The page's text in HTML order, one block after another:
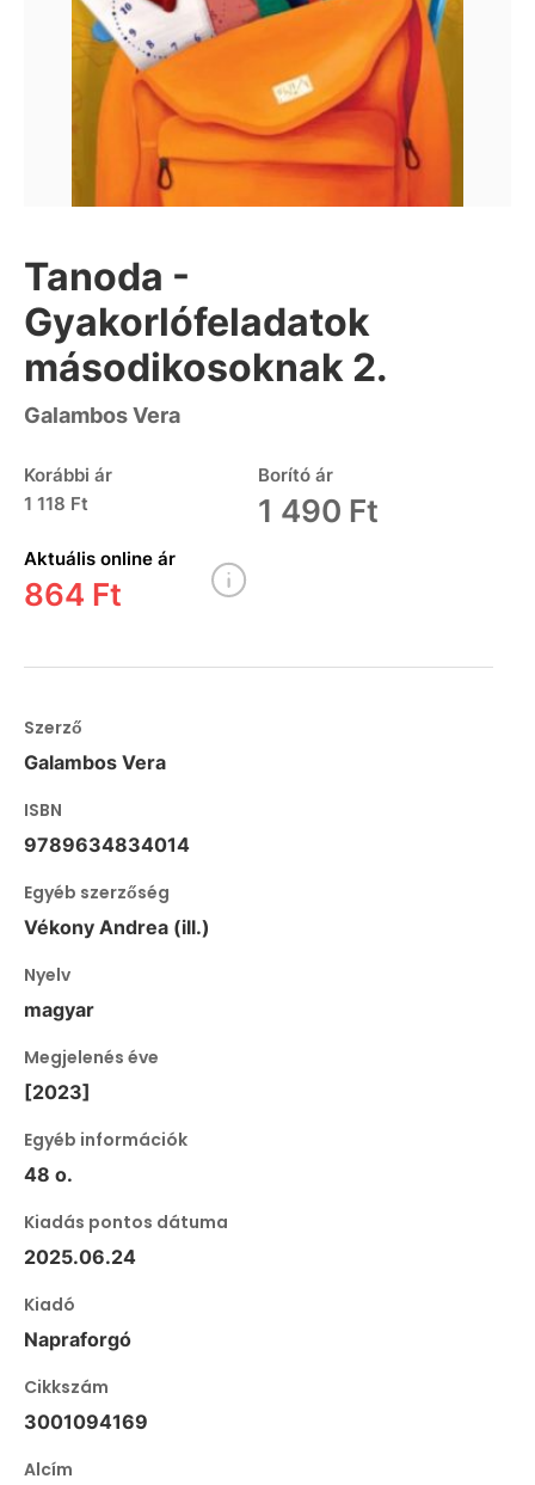
Tanoda -
Gyakorlófeladatok
másodikosoknak 2.
Galambos Vera
Korábbi ár
1 118 Ft
Borító ár
1 490 Ft
Aktuális online ár
864 Ft
Szerző
Galambos Vera
ISBN
9789634834014
Egyéb szerzőség
Vékony Andrea (ill.)
Nyelv
magyar
Megjelenés éve
[2023]
Egyéb információk
48 o.
Kiadás pontos dátuma
2025.06.24
Kiadó
Napraforgó
Cikkszám
3001094169
Alcím